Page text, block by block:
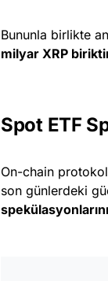
Bununla birlikte
milyar XRP
Spot ETF
On-chain
son günlerdeki